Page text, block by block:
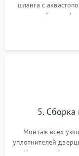
шланга с
патрубках и
управления,
5. Сборка
Монтаж всех
уплотнителей
Надежная